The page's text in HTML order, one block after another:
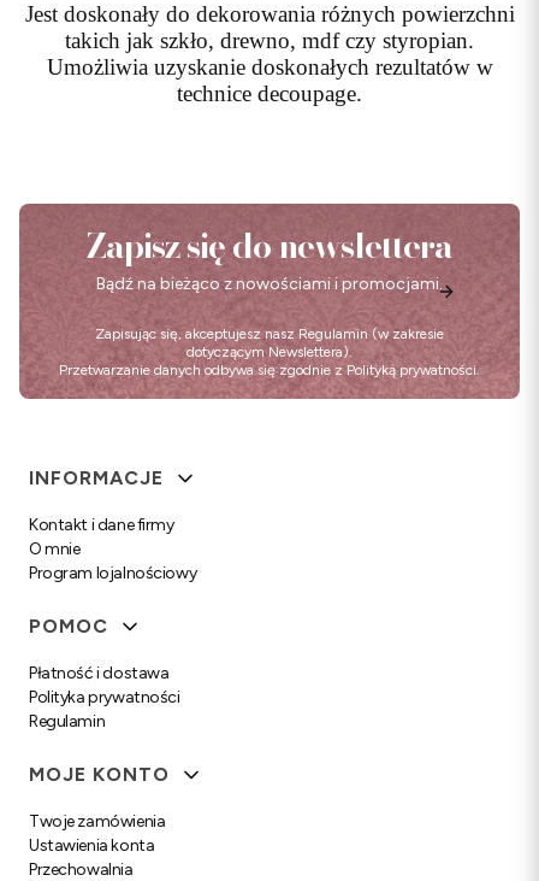
Jest doskonały do dekorowania różnych powierzchni
takich jak szkło, drewno, mdf czy styropian.
Umożliwia uzyskanie doskonałych rezultatów w
technice decoupage.
Zapisz się do newslettera
Bądź na bieżąco z nowościami i promocjami.
Zapisując się, akceptujesz nasz Regulamin (w zakresie
dotyczącym Newslettera).
Przetwarzanie danych odbywa się zgodnie z Polityką prywatności.
Linki w stopce
INFORMACJE
Kontakt i dane firmy
O mnie
Program lojalnościowy
POMOC
Płatność i dostawa
Polityka prywatności
Regulamin
MOJE KONTO
Twoje zamówienia
Ustawienia konta
Przechowalnia